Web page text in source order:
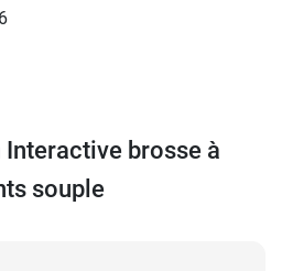
le long de la gencive).
avec son appui
Interactive brosse à
souple